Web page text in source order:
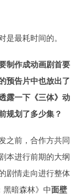
是最耗时间的。
制作成动画剧首要
预告片中也放出了
露一下《三体》动
规划了多少集？
之前，合作方共同
本进行前期的大纲
剧情走向进行整体
黑暗森林》 中面壁